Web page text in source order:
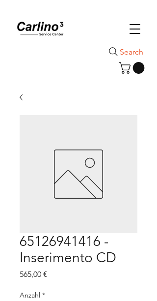
Search
65126941416 -
Inserimento CD
565,00 €
Anzahl *